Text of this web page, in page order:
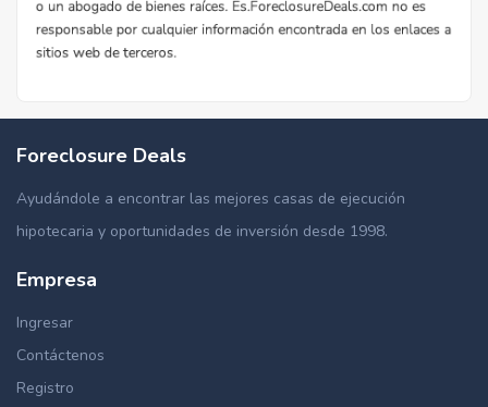
Foreclosure Deals
Ayudándole a encontrar las mejores casas de ejecución
hipotecaria y oportunidades de inversión desde 1998.
Empresa
Ingresar
Contáctenos
Registro